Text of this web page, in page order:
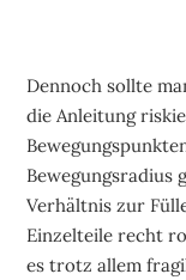
Dennoch sollte
die Anleitung
Bewegungsradius
Verhältnis zur
Einzelteile recht
es trotz allem